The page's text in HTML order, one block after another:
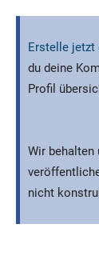
Erstelle jetzt
du deine
Profil
Wir behalten
nicht